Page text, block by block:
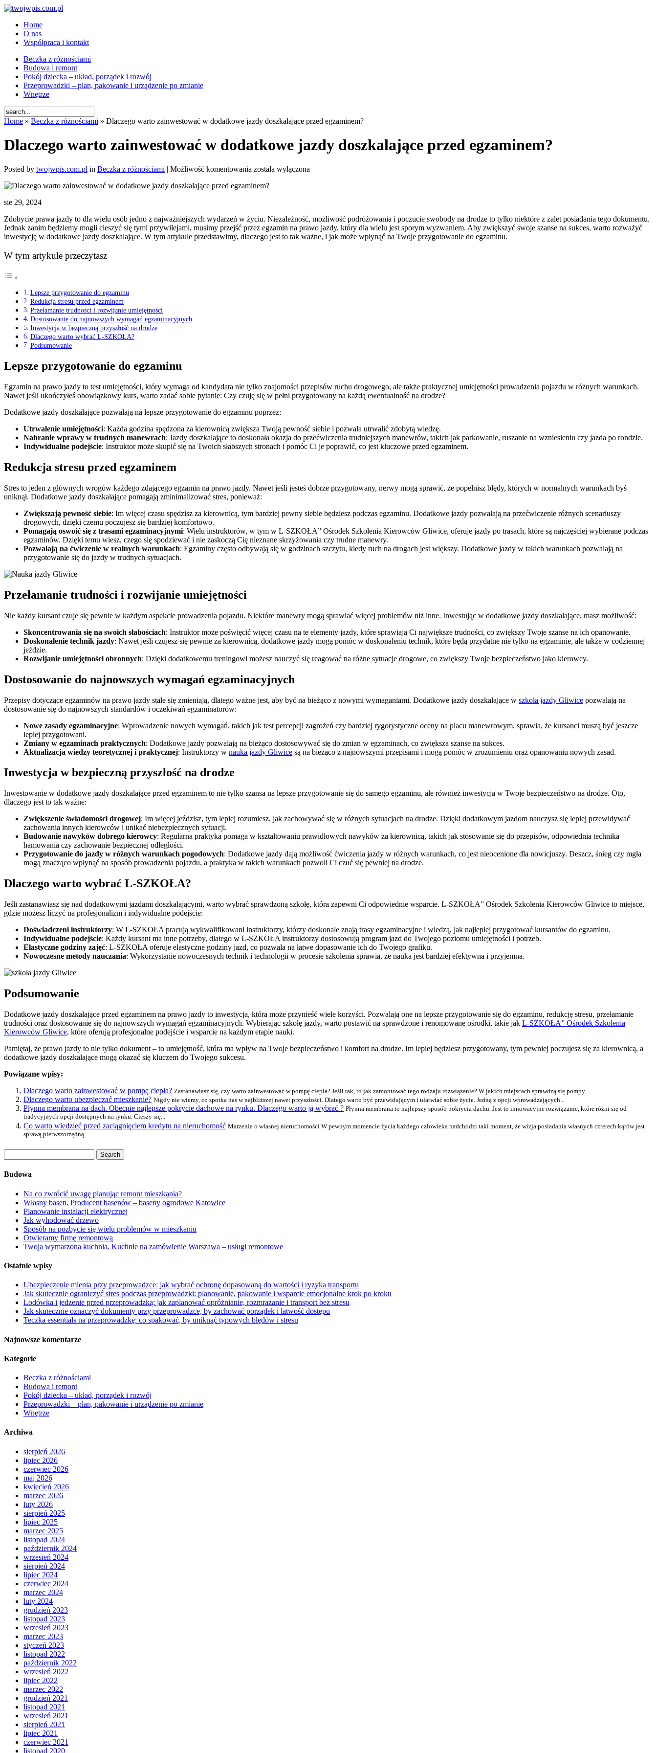
Home
O nas
Współpraca i kontakt
Beczka z różnościami
Budowa i remont
Pokój dziecka – układ, porządek i rozwój
Przeprowadzki – plan, pakowanie i urządzenie po zmianie
Wnętrze
Home » Beczka z różnościami » Dlaczego warto zainwestować w dodatkowe jazdy doszkalające przed egzaminem?
Dlaczego warto zainwestować w dodatkowe jazdy doszkalające przed egzaminem?
Posted by twojwpis.com.pl in Beczka z różnościami | Możliwość komentowania Dlaczego
zainwestować
doszkalające
przed
egzaminem?
została wyłączona
sie 29, 2024
Zdobycie prawa jazdy to dla wielu osób jedno z najważniejszych wydarzeń w życiu. Niezależność, możliwość podróżowania i poczucie swobody na drodze to tylko niektóre z zalet posiadania tego dokumentu.
Jednak zanim będziemy mogli cieszyć się tymi przywilejami, musimy przejść przez egzamin na prawo jazdy, który dla wielu jest sporym wyzwaniem. Aby zwiększyć swoje szanse na sukces, warto rozważyć
inwestycję w dodatkowe jazdy doszkalające. W tym artykule przedstawimy, dlaczego jest to tak ważne, i jak może wpłynąć na Twoje przygotowanie do egzaminu.
W tym artykule przeczytasz
Lepsze przygotowanie do egzaminu
Redukcja stresu przed egzaminem
Przełamanie trudności i rozwijanie umiejętności
Dostosowanie do najnowszych wymagań egzaminacyjnych
Inwestycja w bezpieczną przyszłość na drodze
Dlaczego warto wybrać L-SZKOŁA?
Podsumowanie
Lepsze przygotowanie do egzaminu
Egzamin na prawo jazdy to test umiejętności, który wymaga od kandydata nie tylko znajomości przepisów ruchu drogowego, ale także praktycznej umiejętności prowadzenia pojazdu w różnych warunkach.
Nawet jeśli ukończyłeś obowiązkowy kurs, warto zadać sobie pytanie: Czy czuję się w pełni przygotowany na każdą ewentualność na drodze?
Dodatkowe jazdy doszkalające pozwalają na lepsze przygotowanie do egzaminu poprzez:
Utrwalenie umiejętności: Każda godzina spędzona za kierownicą zwiększa Twoją pewność siebie i pozwala utrwalić zdobytą wiedzę.
Nabranie wprawy w trudnych manewrach: Jazdy doszkalające to doskonała okazja do przećwiczenia trudniejszych manewrów, takich jak parkowanie, ruszanie na wzniesieniu czy jazda po rondzie.
Indywidualne podejście: Instruktor może skupić się na Twoich słabszych stronach i pomóc Ci je poprawić, co jest kluczowe przed egzaminem.
Redukcja stresu przed egzaminem
Stres to jeden z głównych wrogów każdego zdającego egzamin na prawo jazdy. Nawet jeśli jesteś dobrze przygotowany, nerwy mogą sprawić, że popełnisz błędy, których w normalnych warunkach byś
uniknął. Dodatkowe jazdy doszkalające pomagają zminimalizować stres, ponieważ:
Zwiększają pewność siebie: Im więcej czasu spędzisz za kierownicą, tym bardziej pewny siebie będziesz podczas egzaminu. Dodatkowe jazdy pozwalają na przećwiczenie różnych scenariuszy
drogowych, dzięki czemu poczujesz się bardziej komfortowo.
Pomagają oswoić się z trasami egzaminacyjnymi: Wielu instruktorów, w tym w L-SZKOŁA” Ośrodek Szkolenia Kierowców Gliwice, oferuje jazdy po trasach, które są najczęściej wybierane podczas
egzaminów. Dzięki temu wiesz, czego się spodziewać i nie zaskoczą Cię nieznane skrzyżowania czy trudne manewry.
Pozwalają na ćwiczenie w realnych warunkach: Egzaminy często odbywają się w godzinach szczytu, kiedy ruch na drogach jest większy. Dodatkowe jazdy w takich warunkach pozwalają na
przygotowanie się do jazdy w trudnych sytuacjach.
Przełamanie trudności i rozwijanie umiejętności
Nie każdy kursant czuje się pewnie w każdym aspekcie prowadzenia pojazdu. Niektóre manewry mogą sprawiać więcej problemów niż inne. Inwestując w dodatkowe jazdy doszkalające, masz możliwość:
Skoncentrowania się na swoich słabościach: Instruktor może poświęcić więcej czasu na te elementy jazdy, które sprawiają Ci największe trudności, co zwiększy Twoje szanse na ich opanowanie.
Doskonalenie technik jazdy: Nawet jeśli czujesz się pewnie za kierownicą, dodatkowe jazdy mogą pomóc w doskonaleniu technik, które będą przydatne nie tylko na egzaminie, ale także w codziennej
jeździe.
Rozwijanie umiejętności obronnych: Dzięki dodatkowemu treningowi możesz nauczyć się reagować na różne sytuacje drogowe, co zwiększy Twoje bezpieczeństwo jako kierowcy.
Dostosowanie do najnowszych wymagań egzaminacyjnych
Przepisy dotyczące egzaminów na prawo jazdy stale się zmieniają, dlatego ważne jest, aby być na bieżąco z nowymi wymaganiami. Dodatkowe jazdy doszkalające w szkoła jazdy Gliwice pozwalają na
dostosowanie się do najnowszych standardów i oczekiwań egzaminatorów:
Nowe zasady egzaminacyjne: Wprowadzenie nowych wymagań, takich jak test percepcji zagrożeń czy bardziej rygorystyczne oceny na placu manewrowym, sprawia, że kursanci muszą być jeszcze
lepiej przygotowani.
Zmiany w egzaminach praktycznych: Dodatkowe jazdy pozwalają na bieżąco dostosowywać się do zmian w egzaminach, co zwiększa szanse na sukces.
Aktualizacja wiedzy teoretycznej i praktycznej: Instruktorzy w nauka jazdy Gliwice są na bieżąco z najnowszymi przepisami i mogą pomóc w zrozumieniu oraz opanowaniu nowych zasad.
Inwestycja w bezpieczną przyszłość na drodze
Inwestowanie w dodatkowe jazdy doszkalające przed egzaminem to nie tylko szansa na lepsze przygotowanie się do samego egzaminu, ale również inwestycja w Twoje bezpieczeństwo na drodze. Oto,
dlaczego jest to tak ważne:
Zwiększenie świadomości drogowej: Im więcej jeździsz, tym lepiej rozumiesz, jak zachowywać się w różnych sytuacjach na drodze. Dzięki dodatkowym jazdom nauczysz się lepiej przewidywać
zachowania innych kierowców i unikać niebezpiecznych sytuacji.
Budowanie nawyków dobrego kierowcy: Regularna praktyka pomaga w kształtowaniu prawidłowych nawyków za kierownicą, takich jak stosowanie się do przepisów, odpowiednia technika
hamowania czy zachowanie bezpiecznej odległości.
Przygotowanie do jazdy w różnych warunkach pogodowych: Dodatkowe jazdy dają możliwość ćwiczenia jazdy w różnych warunkach, co jest nieocenione dla nowicjuszy. Deszcz, śnieg czy mgła
mogą znacząco wpłynąć na sposób prowadzenia pojazdu, a praktyka w takich warunkach pozwoli Ci czuć się pewniej na drodze.
Dlaczego warto wybrać L-SZKOŁA?
Jeśli zastanawiasz się nad dodatkowymi jazdami doszkalającymi, warto wybrać sprawdzoną szkołę, która zapewni Ci odpowiednie wsparcie. L-SZKOŁA” Ośrodek Szkolenia Kierowców Gliwice to miejsce,
gdzie możesz liczyć na profesjonalizm i indywidualne podejście:
Doświadczeni instruktorzy: W L-SZKOŁA pracują wykwalifikowani instruktorzy, którzy doskonale znają trasy egzaminacyjne i wiedzą, jak najlepiej przygotować kursantów do egzaminu.
Indywidualne podejście: Każdy kursant ma inne potrzeby, dlatego w L-SZKOŁA instruktorzy dostosowują program jazd do Twojego poziomu umiejętności i potrzeb.
Elastyczne godziny zajęć: L-SZKOŁA oferuje elastyczne godziny jazd, co pozwala na łatwe dopasowanie ich do Twojego grafiku.
Nowoczesne metody nauczania: Wykorzystanie nowoczesnych technik i technologii w procesie szkolenia sprawia, że nauka jest bardziej efektywna i przyjemna.
Podsumowanie
Dodatkowe jazdy doszkalające przed egzaminem na prawo jazdy to inwestycja, która może przynieść wiele korzyści. Pozwalają one na lepsze przygotowanie się do egzaminu, redukcję stresu, przełamanie
trudności oraz dostosowanie się do najnowszych wymagań egzaminacyjnych. Wybierając szkołę jazdy, warto postawić na sprawdzone i renomowane ośrodki, takie jak L-SZKOŁA” Ośrodek Szkolenia
Kierowców Gliwice, które oferują profesjonalne podejście i wsparcie na każdym etapie nauki.
Pamiętaj, że prawo jazdy to nie tylko dokument – to umiejętność, która ma wpływ na Twoje bezpieczeństwo i komfort na drodze. Im lepiej będziesz przygotowany, tym pewniej poczujesz się za kierownicą, a
dodatkowe jazdy doszkalające mogą okazać się kluczem do Twojego sukcesu.
Powiązane wpisy:
Dlaczego warto zainwestować w pompę ciepła? Zastanawiasz się, czy warto zainwestować w pompę ciepła? Jeśli tak, to jak zamontować tego rodzaju rozwiązanie? W jakich miejscach sprawdzą się pompy...
Dlaczego warto ubezpieczać mieszkanie? Nigdy nie wiemy, co spotka nas w najbliższej nawet przyszłości. Dlatego warto być przewidującym i ułatwiać sobie życie. Jedną z opcji wprowadzających...
Płynna membrana na dach. Obecnie najlepsze pokrycie dachowe na rynku. Dlaczego warto ją wybrać ? Płynna membrana to najlepszy sposób pokrycia dachu. Jest to innowacyjne rozwiązanie, które różni się od
tradycyjnych opcji dostępnych na rynku. Cieszy się...
Co warto wiedzieć przed zaciągnięciem kredytu na nieruchomość Marzenia o własnej nieruchomości W pewnym momencie życia każdego człowieka nadchodzi taki moment, że wizja posiadania własnych czterech kątów jest
sprawą pierwszorzędną....
Budowa
Na co zwrócić uwagę planując remont mieszkania?
Własny basen. Producent basenów – baseny ogrodowe Katowice
Planowanie instalacji elektrycznej
Jak wyhodować drzewo
Sposób na pozbycie się wielu problemów w mieszkaniu
Otwieramy firmę remontową
Twoja wymarzona kuchnia. Kuchnie na zamówienie Warszawa – usługi remontowe
Ostatnie wpisy
Ubezpieczenie mienia przy przeprowadzce: jak wybrać ochronę dopasowaną do wartości i ryzyka transportu
Jak skutecznie ograniczyć stres podczas przeprowadzki: planowanie, pakowanie i wsparcie emocjonalne krok po kroku
Lodówka i jedzenie przed przeprowadzką: jak zaplanować opróżnianie, rozmrażanie i transport bez stresu
Jak skutecznie oznaczyć dokumenty przy przeprowadzce, by zachować porządek i łatwość dostępu
Teczka essentials na przeprowadzkę: co spakować, by uniknąć typowych błędów i stresu
Najnowsze komentarze
Kategorie
Beczka z różnościami
Budowa i remont
Pokój dziecka – układ, porządek i rozwój
Przeprowadzki – plan, pakowanie i urządzenie po zmianie
Wnętrze
Archiwa
sierpień 2026
lipiec 2026
czerwiec 2026
maj 2026
kwiecień 2026
marzec 2026
luty 2026
sierpień 2025
lipiec 2025
marzec 2025
listopad 2024
październik 2024
wrzesień 2024
sierpień 2024
lipiec 2024
czerwiec 2024
marzec 2024
luty 2024
grudzień 2023
listopad 2023
wrzesień 2023
marzec 2023
styczeń 2023
listopad 2022
październik 2022
wrzesień 2022
lipiec 2022
marzec 2022
grudzień 2021
listopad 2021
wrzesień 2021
sierpień 2021
lipiec 2021
czerwiec 2021
listopad 2020